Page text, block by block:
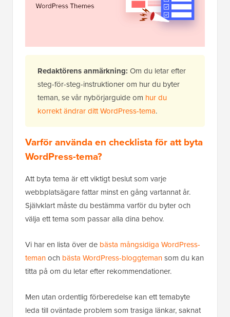
Redaktörens anmärkning: Om du letar efter
steg-för-steg-instruktioner om hur du byter
teman, se vår nybörjarguide om hur du
korrekt ändrar ditt WordPress-tema.
Varför använda en checklista för att byta
WordPress-tema?
Att byta tema är ett viktigt beslut som varje
webbplatsägare fattar minst en gång vartannat år.
Självklart måste du bestämma varför du byter och
välja ett tema som passar alla dina behov.
Vi har en lista över de bästa mångsidiga WordPress-
temanoch bästa WordPress-bloggtemansom du kan
titta på om du letar efter rekommendationer.
Men utan ordentlig förberedelse kan ett temabyte
leda till oväntade problem som trasiga länkar, saknat